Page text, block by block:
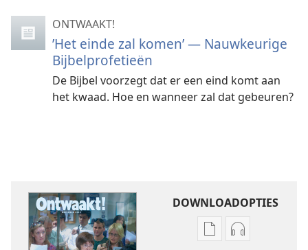
ONTWAAKT!
’Het einde zal komen’ — Nauwkeurige
Bijbelprofetieën
De Bijbel voorzegt dat er een eind komt aan
het kwaad. Hoe en wanneer zal dat gebeuren?
DOWNLOADOPTIES
Downloadopties